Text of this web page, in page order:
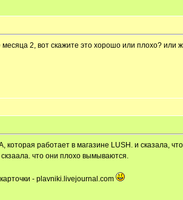
2, вот скажите это хорошо или плохо? или
которая работает в магазине LUSH. и сказала,
что они плохо вымываются.
- plavniki.livejournal.com